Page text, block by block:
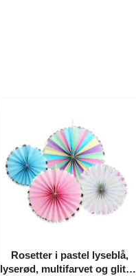
Rosetter i pastel lyseblå,
lyserød, multifarvet og glitter